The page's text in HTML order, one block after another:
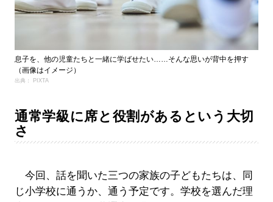
息子を、他の児童たちと一緒に学ばせたい……そんな思いが背中を押す
（画像はイメージ）
出典： PIXTA
通常学級に席と役割があるという大切
さ
今回、話を聞いた三つの家族の子どもたちは、同
じ小学校に通うか、通う予定です。学校を選んだ理